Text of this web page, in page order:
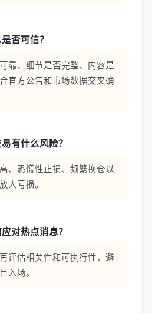
否可信？
靠、细节是否完整、内容是
官方公告和市场数据交叉确
有什么风险？
、恐慌性止损、频繁换仓以
大亏损。
对热点消息？
评估相关性和可执行性，避
入场。